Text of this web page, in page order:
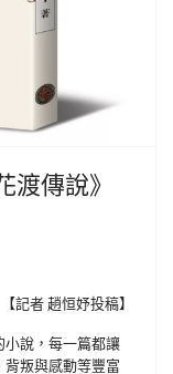
傳說》
【記者 趙恒妤投稿】
小說，每一篇都讓
叛與感動等豐富